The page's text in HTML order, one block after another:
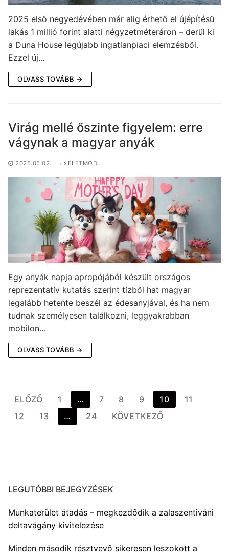
2025 első negyedévében már alig érhető el újépítésű
lakás 1 millió forint alatti négyzetméteráron – derül ki
a Duna House legújabb ingatlanpiaci elemzésből.
Ezzel új…
OLVASS TOVÁBB →
Virág mellé őszinte figyelem: erre
vágynak a magyar anyák
2025.05.02. ÉLETMÓD
Egy anyák napja apropójából készült országos
reprezentatív kutatás szerint tízből hat magyar
legalább hetente beszél az édesanyjával, és ha nem
tudnak személyesen találkozni, leggyakrabban
mobilon…
OLVASS TOVÁBB →
Bejegyzések
lapozása
ELŐZŐ 1 … 7 8 9 10
11
12
13 … 24 KÖVETKEZŐ
LEGUTÓBBI BEJEGYZÉSEK
Munkaterület átadás – megkezdődik a zalaszentiváni
deltavágány kivitelezése
Minden második résztvevő sikeresen leszokott a